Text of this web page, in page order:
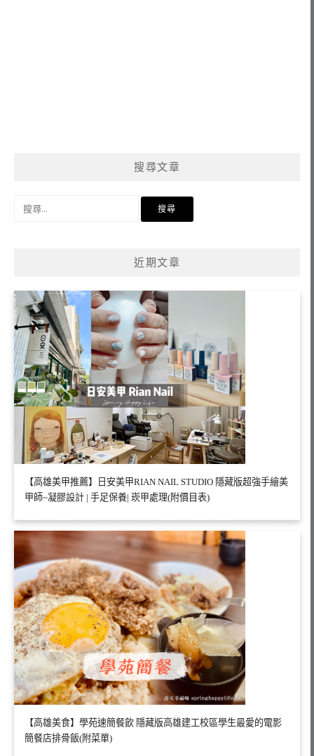
搜尋文章
近期文章
【高雄美甲推薦】日安美甲RIAN NAIL STUDIO 隱藏版超強手繪美
甲師~凝膠設計 | 手足保養| 崁甲處理(附價目表)
【高雄美食】學苑速簡餐飲 隱藏版高雄建工校區學生最愛的電影
簡餐店排骨飯(附菜單)